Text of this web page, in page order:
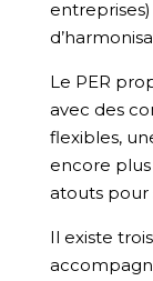
Le PER
avec des
flexibles,
encore
atouts pour
Il existe